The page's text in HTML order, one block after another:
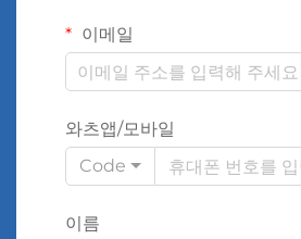
이메일
와츠앱/모바일
Code
이름